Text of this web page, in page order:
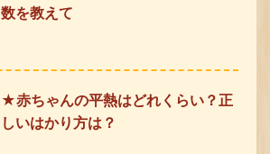
数を教えて
★赤ちゃんの平熱はどれくらい？正
しいはかり方は？